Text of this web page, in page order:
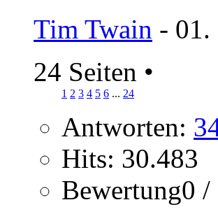
Tim Twain -
24 Seiten •
1 2 3 4 5 6 ... 24
Antworten:
Hits: 30.483
Bewertung0 /